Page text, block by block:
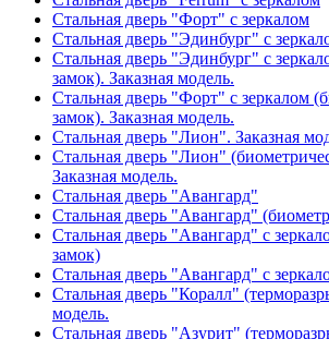
Стальная дверь "Форт" с зеркалом
Стальная дверь "Эдинбург" с
Стальная дверь "Эдинбург" с
замок). Заказная модель.
Стальная дверь "Форт" с зеркалом
замок). Заказная модель.
Стальная дверь "Лион". Заказная
Стальная дверь "Лион"
Заказная модель.
Стальная дверь "Авангард"
Стальная дверь "Авангард"
Стальная дверь "Авангард" с
замок)
Стальная дверь "Авангард" с
Стальная дверь "Коралл"
модель.
Стальная дверь "Азурит"